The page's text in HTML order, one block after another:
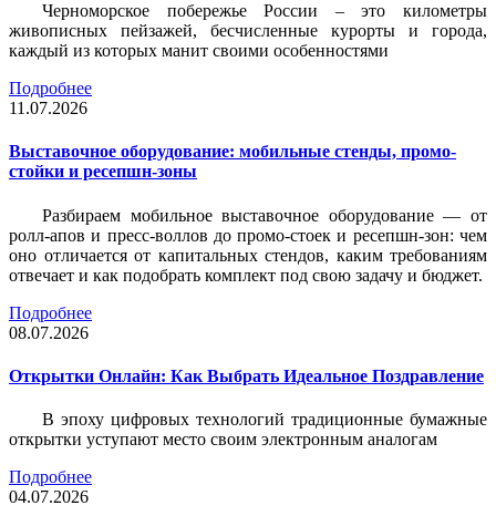
Черноморское побережье России – это километры
живописных пейзажей, бесчисленные курорты и города,
каждый из которых манит своими особенностями
Подробнее
11.07.2026
Выставочное оборудование: мобильные стенды, промо-
стойки и ресепшн-зоны
Разбираем мобильное выставочное оборудование — от
ролл-апов и пресс-воллов до промо-стоек и ресепшн-зон: чем
оно отличается от капитальных стендов, каким требованиям
отвечает и как подобрать комплект под свою задачу и бюджет.
Подробнее
08.07.2026
Открытки Онлайн: Как Выбрать Идеальное Поздравление
В эпоху цифровых технологий традиционные бумажные
открытки уступают место своим электронным аналогам
Подробнее
04.07.2026